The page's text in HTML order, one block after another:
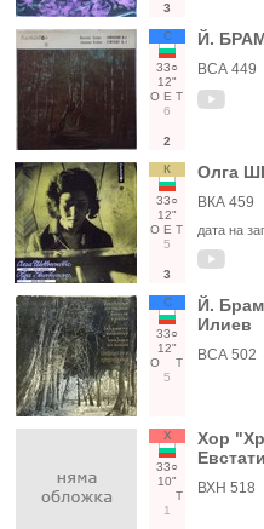
3
С
33○
12"
О Е Т
6
2
Й.
ВСА 449
К
33○
12"
О Е Т
5
3
Олга
ВКА 459
дата на
С
33○
12"
О
Т
5
Й.
Илиев
ВСА 502
Х
33○
10"
Т
1
Хор
ВХН 518